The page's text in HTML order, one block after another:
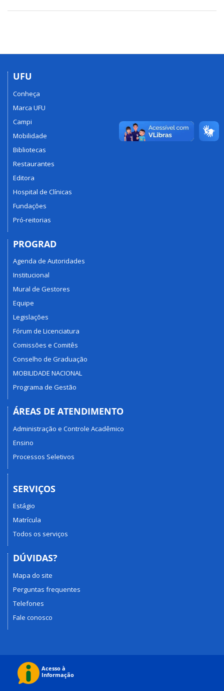
UFU
Conheça
Marca UFU
Campi
Mobilidade
Bibliotecas
Restaurantes
Editora
Hospital de Clínicas
Fundações
Pró-reitorias
PROGRAD
Agenda de Autoridades
Institucional
Mural de Gestores
Equipe
Legislações
Fórum de Licenciatura
Comissões e Comitês
Conselho de Graduação
MOBILIDADE NACIONAL
Programa de Gestão
ÁREAS DE ATENDIMENTO
Administração e Controle Acadêmico
Ensino
Processos Seletivos
SERVIÇOS
Estágio
Matrícula
Todos os serviços
DÚVIDAS?
Mapa do site
Perguntas frequentes
Telefones
Fale conosco